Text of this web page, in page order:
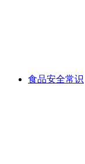
食品安全常识